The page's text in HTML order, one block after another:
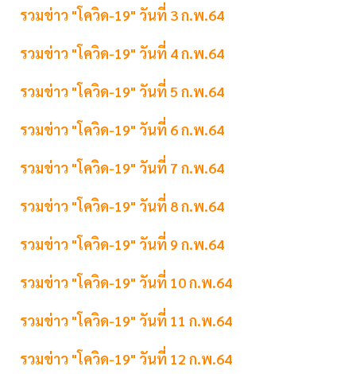
รวมข่าว "โควิด-19" วันที่ 3 ก.พ.64
รวมข่าว "โควิด-19" วันที่ 4 ก.พ.64
รวมข่าว "โควิด-19" วันที่ 5 ก.พ.64
รวมข่าว "โควิด-19" วันที่ 6 ก.พ.64
รวมข่าว "โควิด-19" วันที่ 7 ก.พ.64
รวมข่าว "โควิด-19" วันที่ 8 ก.พ.64
รวมข่าว "โควิด-19" วันที่ 9 ก.พ.64
รวมข่าว "โควิด-19" วันที่ 10 ก.พ.64
รวมข่าว "โควิด-19" วันที่ 11 ก.พ.64
รวมข่าว "โควิด-19" วันที่ 12 ก.พ.64